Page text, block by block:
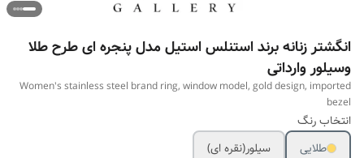
انگشتر زنانه برند استنلس استیل مدل پنجره ای طرح طلا
وسیلور وارداتی
Women's stainless steel brand ring, window model, gold design, imported
bezel
انتخاب رنگ
طلایی
سیلور(نقره ای)